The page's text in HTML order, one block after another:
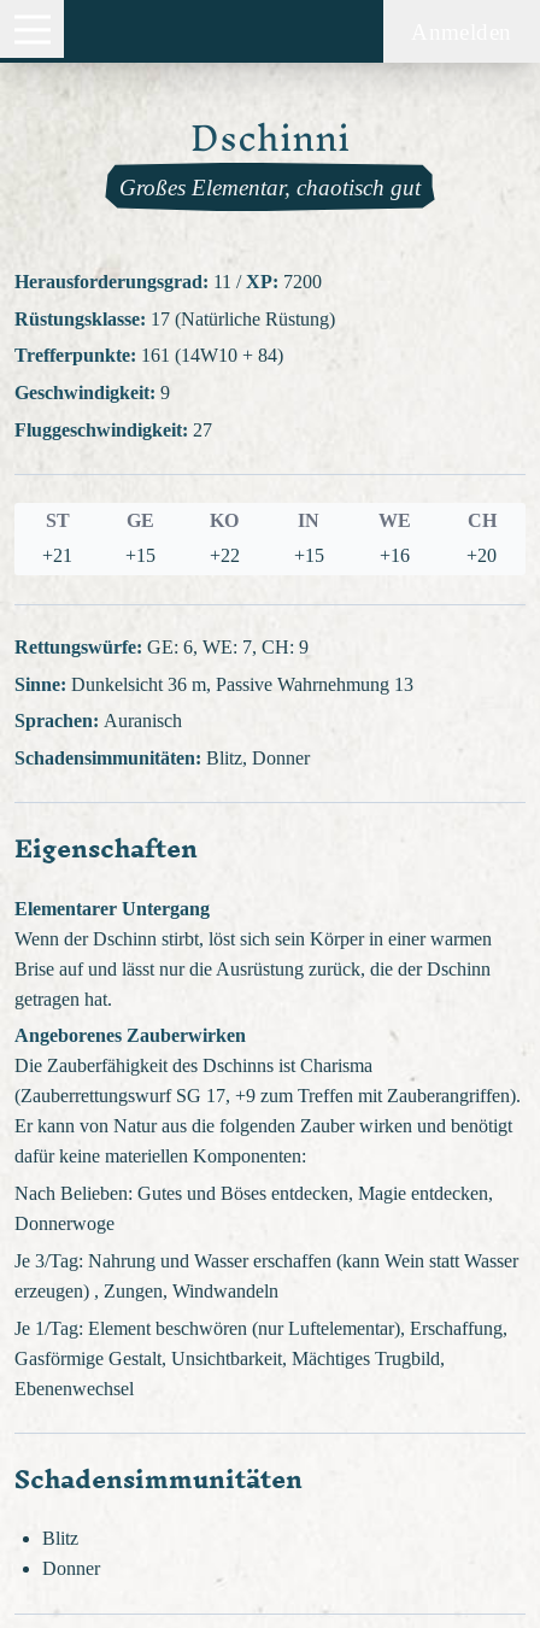
Dschinni
Großes Elementar, chaotisch gut
Herausforderungsgrad: 11 / XP: 7200
Rüstungsklasse: 17 (Natürliche Rüstung)
Trefferpunkte: 161 (14W10 + 84)
Geschwindigkeit: 9
Fluggeschwindigkeit: 27
ST GE KO IN WE
CH
+21
+15 +22 +15 +16 +20
Rettungswürfe: GE: 6, WE: 7, CH: 9
Sinne: Dunkelsicht 36 m, Passive Wahrnehmung 13
Sprachen: Auranisch
Schadensimmunitäten: Blitz, Donner
Eigenschaften
Elementarer Untergang
Wenn der Dschinn stirbt, löst sich sein Körper in einer warmen
Brise auf und lässt nur die Ausrüstung zurück, die der Dschinn
getragen hat.
Angeborenes Zauberwirken
Die Zauberfähigkeit des Dschinns ist Charisma
(Zauberrettungswurf SG 17, +9 zum Treffen mit Zauberangriffen).
Er kann von Natur aus die folgenden Zauber wirken und benötigt
dafür keine materiellen Komponenten:
Nach Belieben: Gutes und Böses entdecken, Magie entdecken,
Donnerwoge
Je 3/Tag: Nahrung und Wasser erschaffen (kann Wein statt Wasser
erzeugen) , Zungen, Windwandeln
Je 1/Tag: Element beschwören (nur Luftelementar), Erschaffung,
Gasförmige Gestalt, Unsichtbarkeit, Mächtiges Trugbild,
Ebenenwechsel
Schadensimmunitäten
Blitz
Donner